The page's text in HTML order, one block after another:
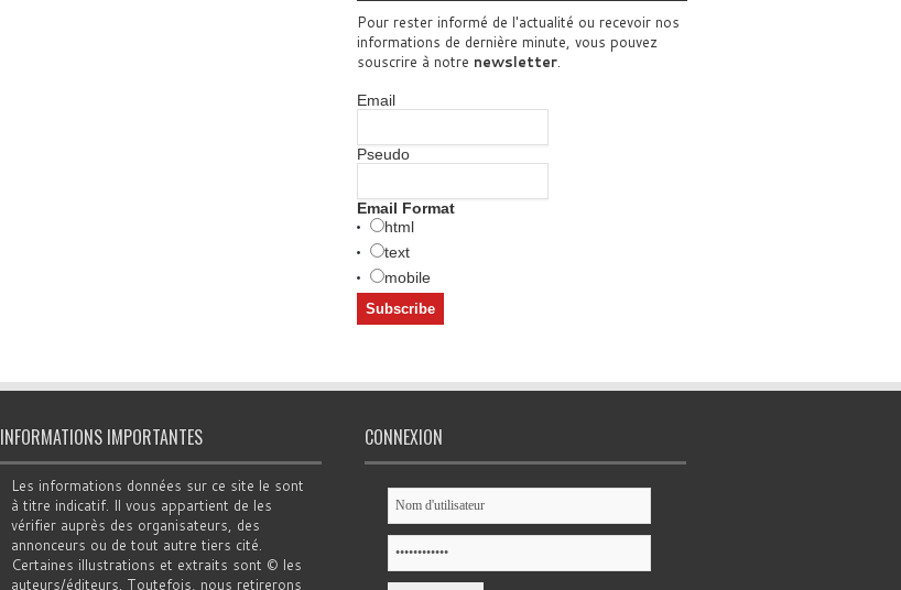
Pour rester informé de l'actualité ou recevoir nos
informations de dernière minute, vous pouvez
souscrire à notre newsletter.
Email
Pseudo
Email Format
html
text
mobile
INFORMATIONS IMPORTANTES
Les informations données sur ce site le sont
à titre indicatif. Il vous appartient de les
vérifier auprès des organisateurs, des
annonceurs ou de tout autre tiers cité.
Certaines illustrations et extraits sont © les
auteurs/éditeurs. Toutefois, nous retirerons
CONNEXION